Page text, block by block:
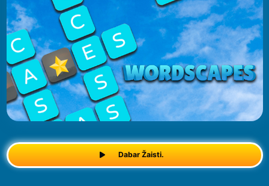
Dabar Žaisti.